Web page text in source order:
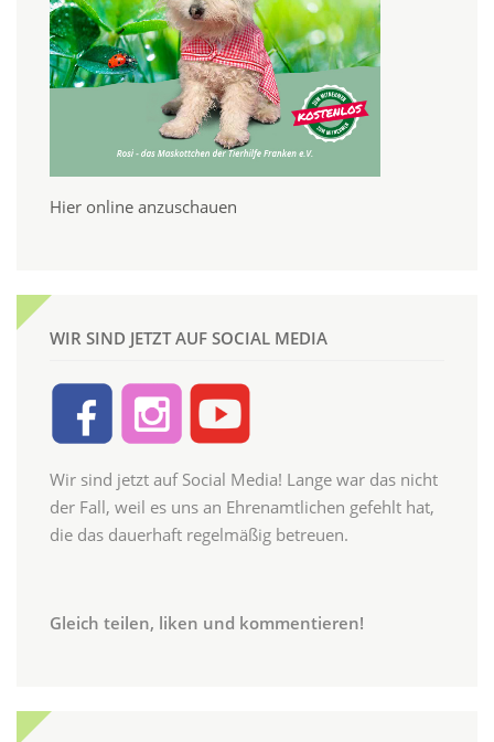
Hier online anzuschauen
WIR SIND JETZT AUF SOCIAL MEDIA
Wir sind jetzt auf Social Media! Lange war das nicht
der Fall, weil es uns an Ehrenamtlichen gefehlt hat,
die das dauerhaft regelmäßig betreuen.
Gleich teilen, liken und kommentieren!